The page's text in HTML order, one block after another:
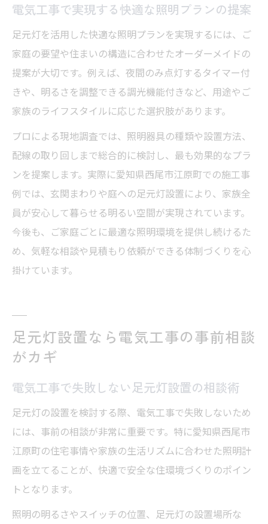
電気工事で実現する快適な照明プランの提案
足元灯を活用した快適な照明プランを実現するには、ご
家庭の要望や住まいの構造に合わせたオーダーメイドの
提案が大切です。例えば、夜間のみ点灯するタイマー付
きや、明るさを調整できる調光機能付きなど、用途やご
家族のライフスタイルに応じた選択肢があります。
プロによる現地調査では、照明器具の種類や設置方法、
配線の取り回しまで総合的に検討し、最も効果的なプラ
ンを提案します。実際に愛知県西尾市江原町での施工事
例では、玄関まわりや庭への足元灯設置により、家族全
員が安心して暮らせる明るい空間が実現されています。
今後も、ご家庭ごとに最適な照明環境を提供し続けるた
め、気軽な相談や見積もり依頼ができる体制づくりを心
掛けています。
足元灯設置なら電気工事の事前相談
がカギ
電気工事で失敗しない足元灯設置の相談術
足元灯の設置を検討する際、電気工事で失敗しないため
には、事前の相談が非常に重要です。特に愛知県西尾市
江原町の住宅事情や家族の生活リズムに合わせた照明計
画を立てることが、快適で安全な住環境づくりのポイン
トとなります。
照明の明るさやスイッチの位置、足元灯の設置場所な